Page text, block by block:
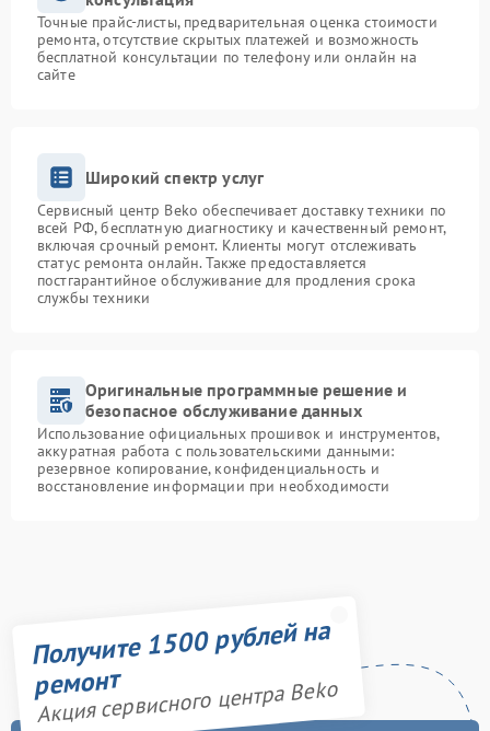
Точные прайс-листы, предварительная оценка стоимости
ремонта, отсутствие скрытых платежей и возможность
бесплатной консультации по телефону или онлайн на
сайте
Широкий спектр услуг
Сервисный центр Beko обеспечивает доставку техники по
всей РФ, бесплатную диагностику и качественный ремонт,
включая срочный ремонт. Клиенты могут отслеживать
статус ремонта онлайн. Также предоставляется
постгарантийное обслуживание для продления срока
службы техники
Оригинальные программные решение и
безопасное обслуживание данных
Использование официальных прошивок и инструментов,
аккуратная работа с пользовательскими данными:
резервное копирование, конфиденциальность и
восстановление информации при необходимости
Получите 1500 рублей на
ремонт
Акция сервисного центра Beko